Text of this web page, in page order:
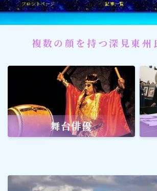
記事一覧
イベント情報
企業家
文化・芸術活動
社会貢献 社会貢献
スポーツ
フロントページ 記事一覧
複数の顔を持つ深見東州
舞台俳優